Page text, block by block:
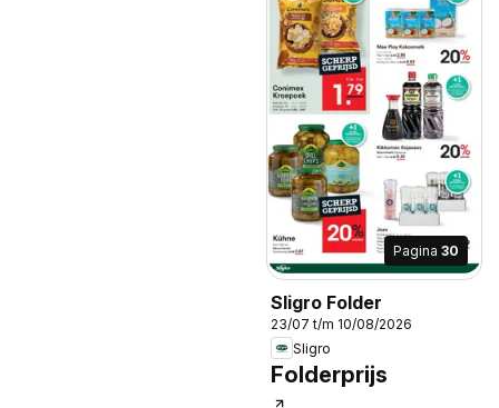
Pagina 30
Sligro Folder
23/07 t/m 10/08/2026
Sligro
Folderprijs